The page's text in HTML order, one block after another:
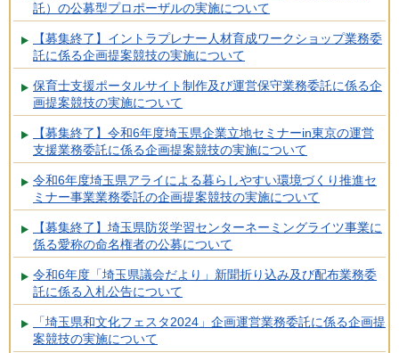
託）の公募型プロポーザルの実施について
【募集終了】イントラプレナー人材育成ワークショップ業務委
託に係る企画提案競技の実施について
保育士支援ポータルサイト制作及び運営保守業務委託に係る企
画提案競技の実施について
【募集終了】令和6年度埼玉県企業立地セミナーin東京の運営
支援業務委託に係る企画提案競技の実施について
令和6年度埼玉県アライによる暮らしやすい環境づくり推進セ
ミナー事業業務委託の企画提案競技の実施について
【募集終了】埼玉県防災学習センターネーミングライツ事業に
係る愛称の命名権者の公募について
令和6年度「埼玉県議会だより」新聞折り込み及び配布業務委
託に係る入札公告について
「埼玉県和文化フェスタ2024」企画運営業務委託に係る企画提
案競技の実施について